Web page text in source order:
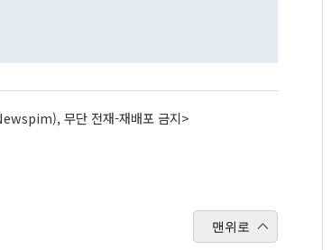
무단 전재-재배포 금지>
맨위로